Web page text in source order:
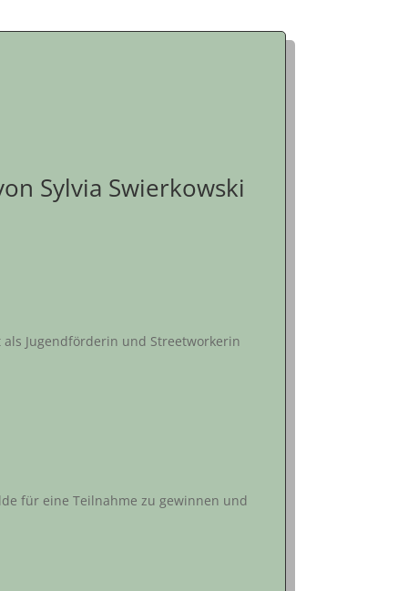
Sylvia Swierkowski
Jugendförderin und Streetworkerin
für eine Teilnahme zu gewinnen und